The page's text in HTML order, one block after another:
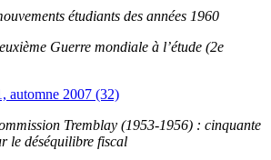
étudiants des années 1960
Guerre mondiale à l’étude (2e
automne 2007 (32)
Tremblay (1953-1956) : cinquante
le déséquilibre fiscal